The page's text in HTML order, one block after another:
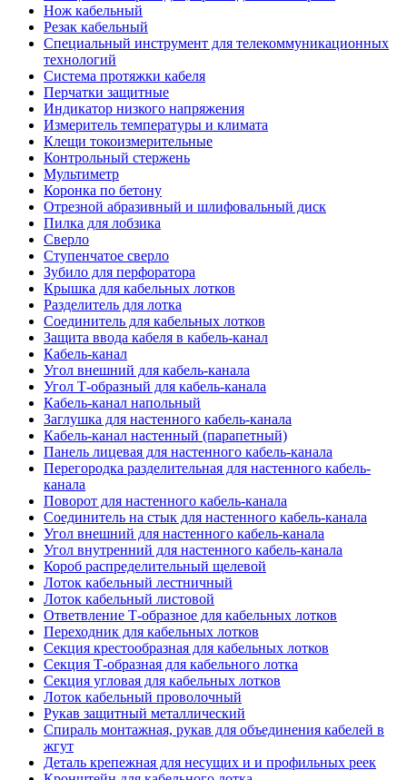
Нож кабельный
Резак кабельный
Специальный инструмент для телекоммуникационных
технологий
Система протяжки кабеля
Перчатки защитные
Индикатор низкого напряжения
Измеритель температуры и климата
Клещи токоизмерительные
Контрольный стержень
Мультиметр
Коронка по бетону
Отрезной абразивный и шлифовальный диск
Пилка для лобзика
Сверло
Ступенчатое сверло
Зубило для перфоратора
Крышка для кабельных лотков
Разделитель для лотка
Соединитель для кабельных лотков
Защита ввода кабеля в кабель-канал
Кабель-канал
Угол внешний для кабель-канала
Угол Т-образный для кабель-канала
Кабель-канал напольный
Заглушка для настенного кабель-канала
Кабель-канал настенный (парапетный)
Панель лицевая для настенного кабель-канала
Перегородка разделительная для настенного кабель-
канала
Поворот для настенного кабель-канала
Соединитель на стык для настенного кабель-канала
Угол внешний для настенного кабель-канала
Угол внутренний для настенного кабель-канала
Короб распределительный щелевой
Лоток кабельный лестничный
Лоток кабельный листовой
Ответвление Т-образное для кабельных лотков
Переходник для кабельных лотков
Секция крестообразная для кабельных лотков
Секция Т-образная для кабельного лотка
Секция угловая для кабельных лотков
Лоток кабельный проволочный
Рукав защитный металлический
Спираль монтажная, рукав для объединения кабелей в
жгут
Деталь крепежная для несущих и и профильных реек